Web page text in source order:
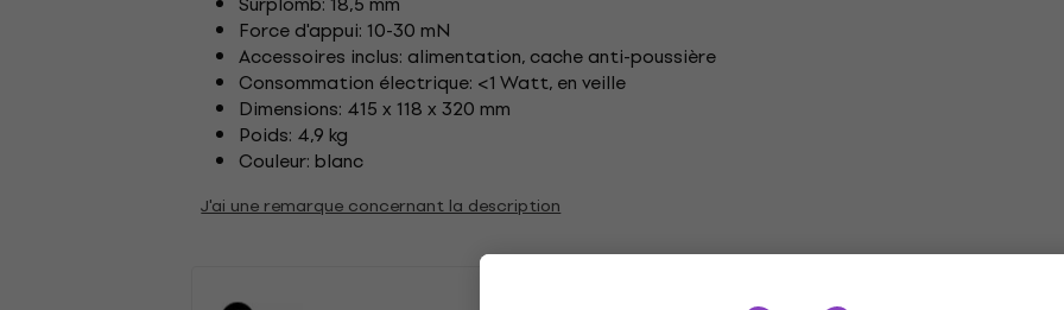
Force d'appui: 10-30 mN
Accessoires inclus: alimentation, cache anti-poussière
Consommation électrique: <1 Watt, en veille
Dimensions: 415 x 118 x 320 mm
Poids: 4,9 kg
Couleur: blanc
J'ai une remarque concernant la description